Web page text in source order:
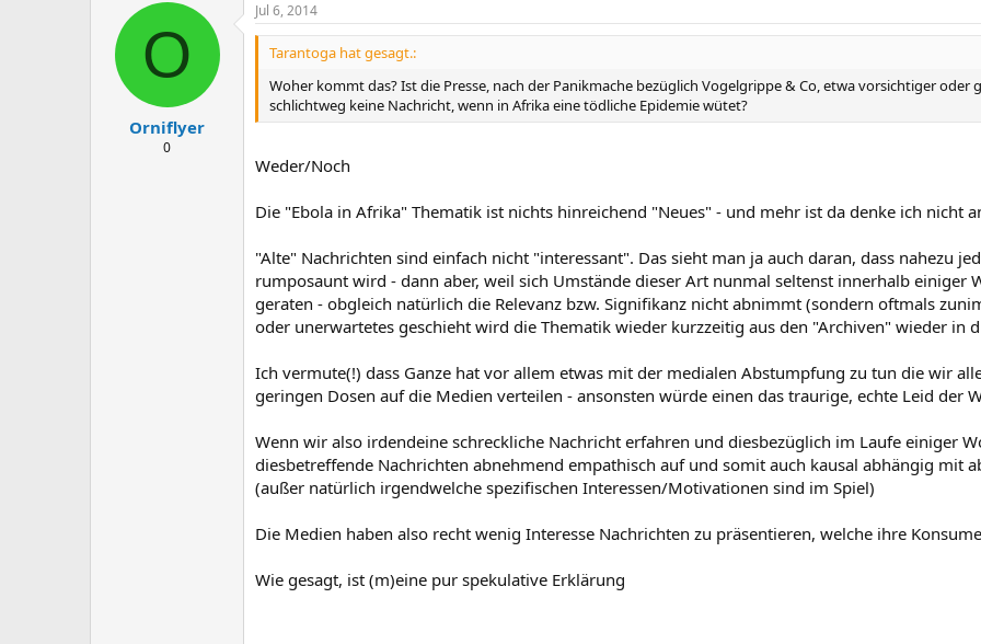
O
Orniflyer
0
Jul 6, 2014
Tarantoga hat gesagt.:
Woher kommt das? Ist die Presse, nach der Panikmache bezüglich Vogelgrippe & Co, etwa vorsichtiger
schlichtweg keine Nachricht, wenn in Afrika eine tödliche Epidemie wütet?
Weder/Noch
Die "Ebola in Afrika" Thematik ist nichts hinreichend "Neues" - und mehr ist da denke ich nicht
"Alte" Nachrichten sind einfach nicht "interessant". Das sieht man ja auch daran, dass nahezu
rumposaunt wird - dann aber, weil sich Umstände dieser Art nunmal seltenst innerhalb einiger
geraten - obgleich natürlich die Relevanz bzw. Signifikanz nicht abnimmt (sondern oftmals
oder unerwartetes geschieht wird die Thematik wieder kurzzeitig aus den "Archiven" wieder in
Ich vermute(!) dass Ganze hat vor allem etwas mit der medialen Abstumpfung zu tun die wir
geringen Dosen auf die Medien verteilen - ansonsten würde einen das traurige, echte Leid der
Wenn wir also irdendeine schreckliche Nachricht erfahren und diesbezüglich im Laufe einiger
diesbetreffende Nachrichten abnehmend empathisch auf und somit auch kausal abhängig mit
(außer natürlich irgendwelche spezifischen Interessen/Motivationen sind im Spiel)
Die Medien haben also recht wenig Interesse Nachrichten zu präsentieren, welche ihre
Wie gesagt, ist (m)eine pur spekulative Erklärung